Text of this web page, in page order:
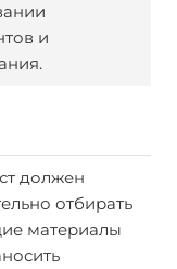
и
должен
отбирать
материалы